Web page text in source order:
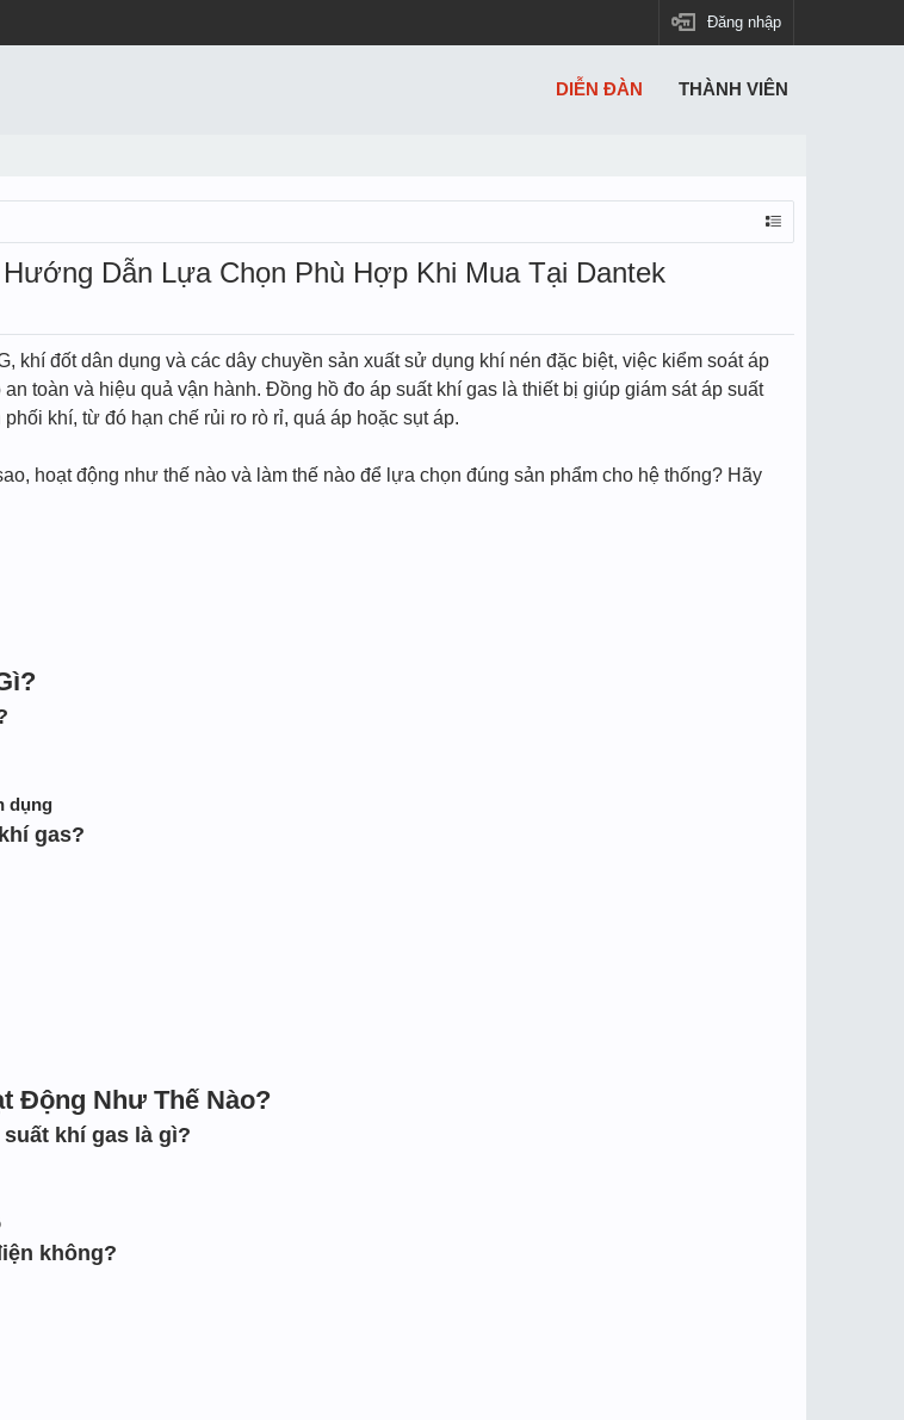
Đăng nhập
Dẫn Lựa Chọn Phù Hợp Khi Mua Tại Dantek
khí đốt dân dụng và các dây chuyền sản xuất sử dụng khí nén đặc biệt, việc kiểm soát áp
toàn và hiệu quả vận hành. Đồng hồ đo áp suất khí gas là thiết bị giúp giám sát áp suất
khí, từ đó hạn chế rủi ro rò rỉ, quá áp hoặc sụt áp.
hoạt động như thế nào và làm thế nào để lựa chọn đúng sản phẩm cho hệ thống? Hãy
dụng
gas?
Động Như Thế Nào?
khí gas là gì?
không?
DIỄN ĐÀN THÀNH VIÊN